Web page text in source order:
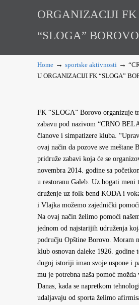
ORGANIZACIJI FK
“SLOGA” BOROVO
Home → sportske aktivnosti →
U ORGANIZACIJI FK “SLOGA”
FK “SLOGA” Borovo organizuje
zabavu pod nazivom “CRNO
članove i simpatizere kluba.
ovaj način da pozove sve meštane
pridruže zabavi koja će se
novembra 2014. godine sa
u restoranu Galeb. Uz bogati meni
druženje uz folk bend KODA i
i Vlajka možemo zajednički
Na ovaj način želimo pomoći
jednom od najstarijih udruženja
području Opštine Borovo. Moram
klub osnovan daleke 1926. godine
dugoj istoriji imao svoje uspone i
mu je potrebna naša pomoć možda
Danas, kada se napretkom
udaljavaju od sporta želimo